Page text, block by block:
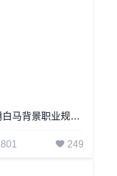
奔腾白马背景职业规划WORD模板
249